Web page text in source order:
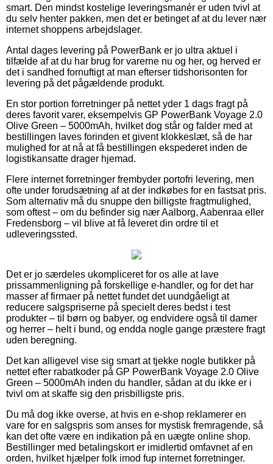
smart. Den mindst kostelige leveringsmanér er uden tvivl at
du selv henter pakken, men det er betinget af at du lever nær
internet shoppens arbejdslager.
Antal dages levering på PowerBank er jo ultra aktuel i
tilfælde af at du har brug for varerne nu og her, og herved er
det i sandhed fornuftigt at man efterser tidshorisonten for
levering på det pågældende produkt.
En stor portion forretninger på nettet yder 1 dags fragt på
deres favorit varer, eksempelvis GP PowerBank Voyage 2.0
Olive Green – 5000mAh, hvilket dog står og falder med at
bestillingen laves forinden et givent klokkeslæt, så de har
mulighed for at nå at få bestillingen ekspederet inden de
logistikansatte drager hjemad.
Flere internet forretninger frembyder portofri levering, men
ofte under forudsætning af at der indkøbes for en fastsat pris.
Som alternativ må du snuppe den billigste fragtmulighed,
som oftest – om du befinder sig nær Aalborg, Aabenraa eller
Fredensborg – vil blive at få leveret din ordre til et
udleveringssted.
Det er jo særdeles ukompliceret for os alle at lave
prissammenligning på forskellige e-handler, og for det har
masser af firmaer på nettet fundet det uundgåeligt at
reducere salgspriserne på specielt deres bedst i test
produkter – til børn og babyer, og endvidere også til damer
og herrer – helt i bund, og endda nogle gange præstere fragt
uden beregning.
Det kan alligevel vise sig smart at tjekke nogle butikker på
nettet efter rabatkoder på GP PowerBank Voyage 2.0 Olive
Green – 5000mAh inden du handler, sådan at du ikke er i
tvivl om at skaffe sig den prisbilligste pris.
Du må dog ikke overse, at hvis en e-shop reklamerer en
vare for en salgspris som anses for mystisk fremragende, så
kan det ofte være en indikation på en uægte online shop.
Bestillinger med betalingskort er imidlertid omfavnet af en
orden, hvilket hjælper folk imod fup internet forretninger.